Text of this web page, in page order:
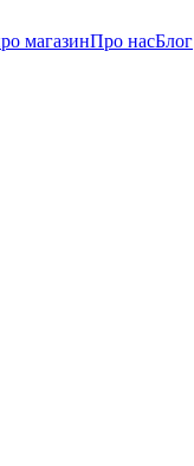
магазинПро насБлог